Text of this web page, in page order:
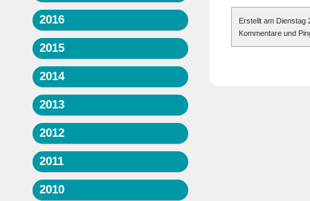
2016
2015
2014
2013
2012
2011
2010
Erstellt am Dienstag
Kommentare und